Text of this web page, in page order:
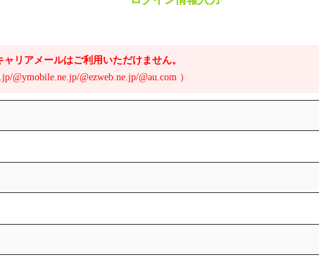
リアメールはご利用いただけません。
@ymobile.ne.jp/@ezweb.ne.jp/@au.com ）